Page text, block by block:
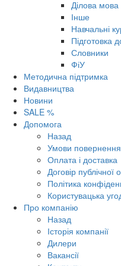
Ділова мова
Інше
Навчальні
Підготовка
Словники
ФіУ
Методична підтримка
Видавництва
Новини
SALE %
Допомога
Назад
Умови
Оплата і доставка
Договір публічної
Політика
Користувацька
Про компанію
Назад
Історія компанії
Дилери
Вакансії